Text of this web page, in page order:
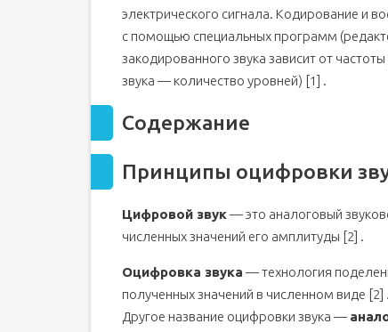
Другие способы оцифровки [ править |
Аналогово-цифровые преобразователи
Кодирование оцифрованного звука перед
Полный цикл преобразования звука: от
Помехоустойчивое и канальное
Параметры, влияющие на качество звука
код ]
Принципы оцифровки звука [ править |
Линейное (однородное) квантование
Другие способы оцифровки [ править |
Аналогово-цифровые преобразователи
электрического сигнала. Кодирование и
с помощью специальных программ
закодированного звука зависит от
звука — количество уровней) [1] .
Содержание
Принципы оцифровки
Цифровой звук— это аналоговый
численных значений его амплитуды [2] .
Оцифровка звука — технология
полученных значений в численном виде [2] .
Другое название оцифровки звука —